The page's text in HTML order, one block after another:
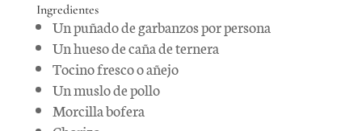
Ingredientes
Un puñado de garbanzos por persona
Un hueso de caña de ternera
Tocino fresco o añejo
Un muslo de pollo
Morcilla bofera